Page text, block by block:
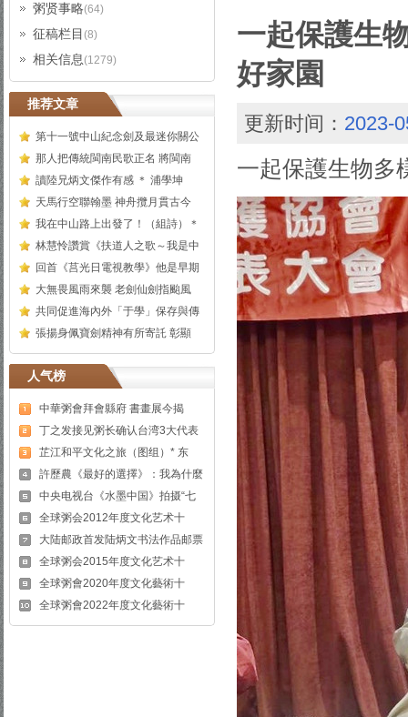
粥贤事略(64)
征稿栏目 (8)
相关信息(1279)
推荐文章
第十一號中山紀念劍及最迷你關公
那人把傳統閩南民歌正名 將閩南
讀陸兄炳文傑作有感 ＊ 浦學坤
天馬行空聯翰墨 神舟攬月貫古今
我在中山路上出發了！（組詩）＊
林慧怜讚賞《扶道人之歌～我是中
回首《莒光日電視教學》他是早期
大無畏風雨來襲 老劍仙劍指颱風
共同促進海內外「于學」保存與傳
張揚身佩寶劍精神有所寄託 彰顯
人气榜
中華粥會拜會縣府 書畫展今揭
丁之发接见粥长确认台湾3大代表
芷江和平文化之旅（图组）* 东
許歷農《最好的選擇》：我為什麼
中央电视台《水墨中国》拍摄“七
全球粥会2012年度文化艺术十
大陆邮政首发陆炳文书法作品邮票
全球粥会2015年度文化艺术十
全球粥會2020年度文化藝術十
全球粥會2022年度文化藝術十
一起保護生
好家園
更新时间： 2023-
一起保護生物多